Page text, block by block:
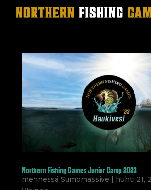
Northern Fishing Games Junior Camp 2023
mennessä Sumomassive | huhti 21,